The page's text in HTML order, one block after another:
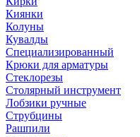
Киянки
Колуны
Кувалды
Специализированный
Крюки для арматуры
Стеклорезы
Столярный инструмент
Лобзики ручные
Струбцины
Рашпили